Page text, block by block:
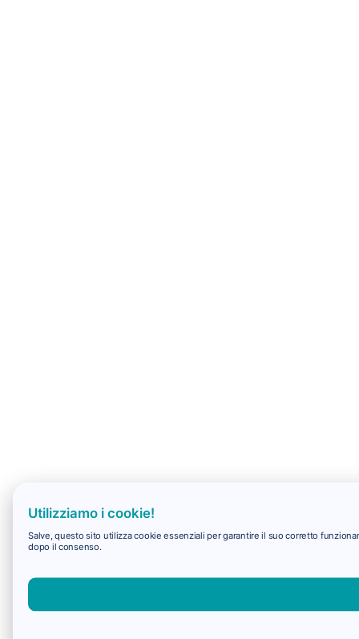
Utilizziamo i cookie!
Salve, questo sito utilizza cookie essenziali per garantire il suo corretto
dopo il consenso.